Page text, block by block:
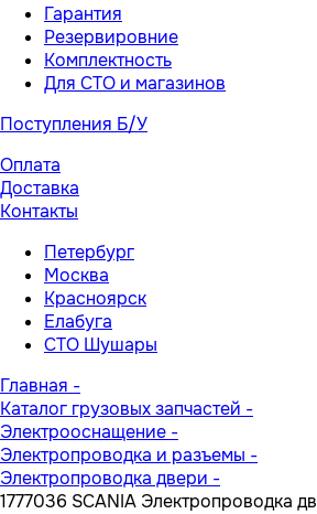
Гарантия
Резервировние
Комплектность
Для СТО и магазинов
Поступления Б/У
Оплата
Доставка
Контакты
Петербург
Москва
Красноярск
Елабуга
СТО Шушары
Главная -
Каталог грузовых запчастей -
Электрооснащение -
Электропроводка и разъемы -
Электропроводка двери -
1777036 SCANIA Электропроводка